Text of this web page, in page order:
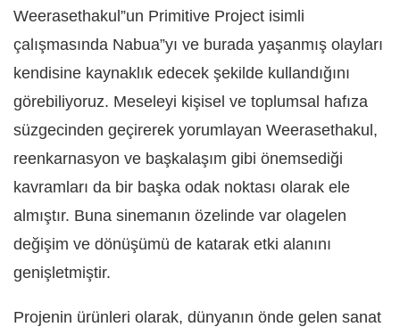
Weerasethakul”un Primitive Project isimli
çalışmasında Nabua”yı ve burada yaşanmış olayları
kendisine kaynaklık edecek şekilde kullandığını
görebiliyoruz. Meseleyi kişisel ve toplumsal hafıza
süzgecinden geçirerek yorumlayan Weerasethakul,
reenkarnasyon ve başkalaşım gibi önemsediği
kavramları da bir başka odak noktası olarak ele
almıştır. Buna sinemanın özelinde var olagelen
değişim ve dönüşümü de katarak etki alanını
genişletmiştir.
Projenin ürünleri olarak, dünyanın önde gelen sanat